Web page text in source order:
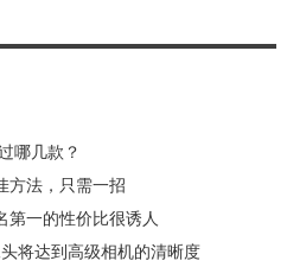
哪几款？
方法，只需一招
第一的性价比很诱人
将达到高级相机的清晰度